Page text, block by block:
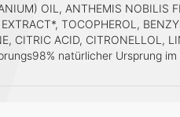
OIL, ANTHEMIS NOBILIS
TOCOPHEROL,
CITRIC ACID, CITRONELLOL,
natürlicher Ursprung